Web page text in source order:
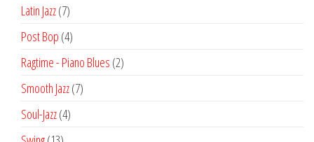
Latin Jazz 77
productos
Post Bop 44
productos
Ragtime - Piano Blues 22
Smooth Jazz 77
Soul-Jazz 44